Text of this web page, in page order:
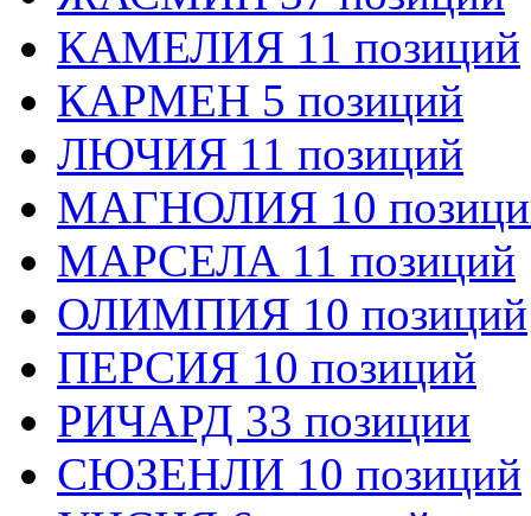
КАМЕЛИЯ 11 позиций
КАРМЕН 5 позиций
ЛЮЧИЯ 11 позиций
МАГНОЛИЯ 10
МАРСЕЛА 11 позиций
ОЛИМПИЯ 10 позиций
ПЕРСИЯ 10 позиций
РИЧАРД 33 позиции
СЮЗЕНЛИ 10 позиций